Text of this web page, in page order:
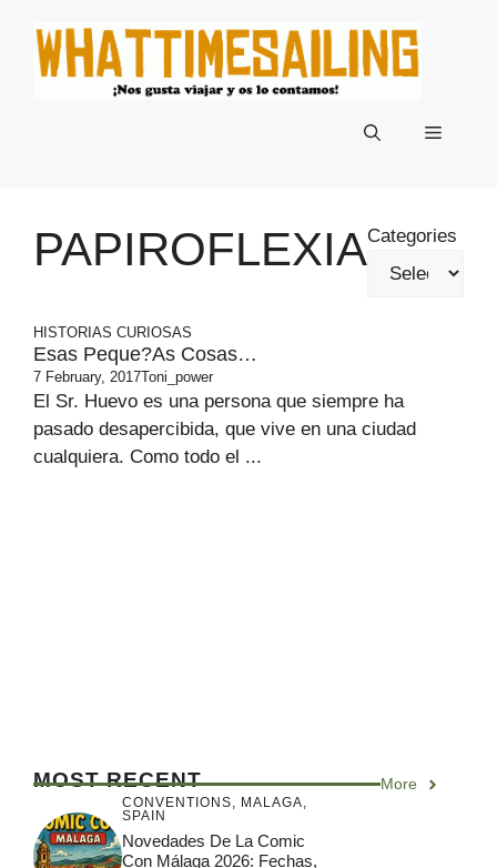
content
Menu
PAPIROFLEXIACategories
HISTORIAS CURIOSAS
Esas Peque?as Cosas…
7 February, 2017Toni_power
El Sr. Huevo es una persona que siempre ha
pasado desapercibida, que vive en una ciudad
cualquiera. Como todo el ...
MOST RECENT More
CONVENTIONS, MALAGA,
SPAIN
Novedades De La Comic
Con Málaga 2026: Fechas,